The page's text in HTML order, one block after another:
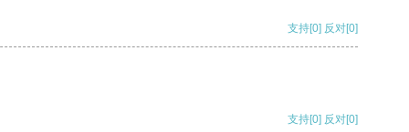
支持[0] 反对[0]
支持[0] 反对[0]